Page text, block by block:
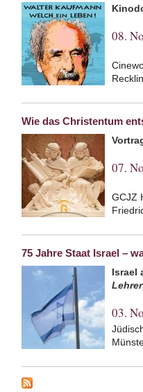
08.
Wie das Christentum
07.
GCJZ
75 Jahre Staat Israel –
Israel
03.